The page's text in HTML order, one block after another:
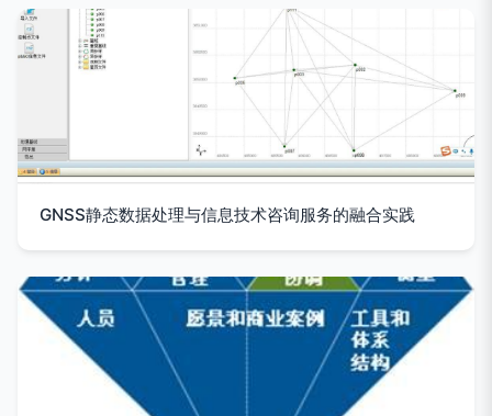
GNSS静态数据处理与信息技术咨询服务的融合实践